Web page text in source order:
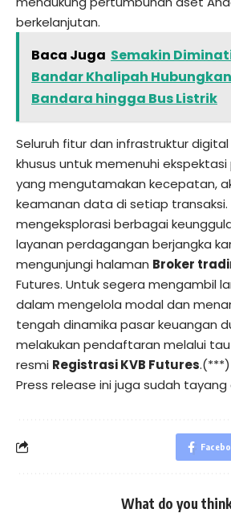
berkelanjutan.
Baca Juga Semakin
Bandar Khalipah
Bandara hingga Bus Listrik
Seluruh fitur dan infrastruktur
khusus untuk memenuhi
yang mengutamakan kecepatan,
keamanan data di setiap
mengeksplorasi berbagai
layanan perdagangan berjangka
mengunjungi halaman Broker
Futures. Untuk segera mengambil
dalam mengelola modal dan
tengah dinamika pasar keuangan
melakukan pendaftaran melalui
resmi Registrasi KVB Futures.(***)
Press release ini juga sudah tayang
What do you